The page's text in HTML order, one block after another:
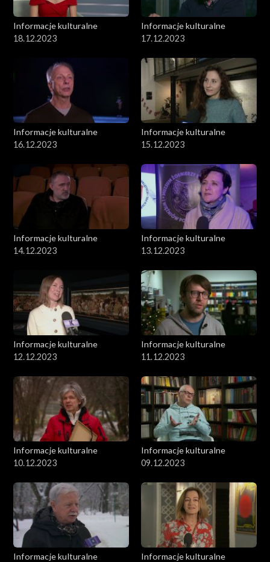
Informacje kulturalne
18.12.2023
Informacje kulturalne
17.12.2023
Informacje kulturalne
16.12.2023
Informacje kulturalne
15.12.2023
Informacje kulturalne
14.12.2023
Informacje kulturalne
13.12.2023
Informacje kulturalne
12.12.2023
Informacje kulturalne
11.12.2023
Informacje kulturalne
10.12.2023
Informacje kulturalne
09.12.2023
Informacje kulturalne
Informacje kulturalne